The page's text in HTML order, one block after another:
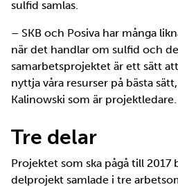
sulfid samlas.
– SKB och Posiva har många
när det handlar om sulfid och
samarbetsprojektet är ett sätt
nyttja våra resurser på bästa
Kalinowski som är projektledare.
Tre delar
Projektet som ska pågå till 2017
delprojekt samlade i tre